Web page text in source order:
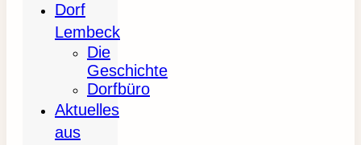
Dorf
Lembeck
Die
Geschichte
Dorfbüro
Aktuelles
aus